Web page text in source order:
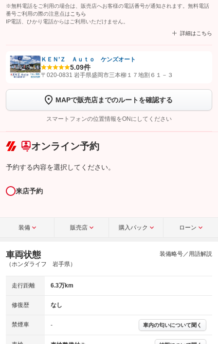
※無料電話をご利用の場合は、販売店へお客様の電話番号が通知されます。無料電話
番号ご利用の際の注意点は こちら
IP電話、ひかり電話からはご利用いただけません。
詳細はこちら
【STEP1】認証画面でグーネットを友だち追加してから「許可する」ボタンを押
トーク画面で
ボタンをタップして問い合わせを
完了してください。
こちら
ＫＥＮ’Ｚ Ａｕｔｏ ケンズオート
5.09件
〒020-0831 岩手県盛岡市三本柳１７地割６１－３
MAPで販売店までのルートを確認する
スマートフォンの位置情報をONにしてください
オンライン予約
予約する内容を選択してください。
来店予約
装備 販売店 購入パック ローン
車両状態
（ホンダライフ 岩手県）
装備略号／用語解説
走行距離 6.3万km
修復歴 なし
禁煙車 - 車内の匂いについて聞く